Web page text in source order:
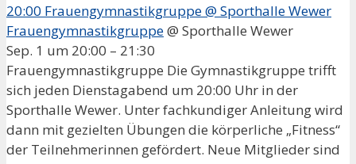
20:00 Frauengymnastikgruppe@ Sporthalle Wewer
Frauengymnastikgruppe@ Sporthalle Wewer
Sep. 1 um 20:00 – 21:30
Frauengymnastikgruppe Die Gymnastikgruppe trifft
sich jeden Dienstagabend um 20:00 Uhr in der
Sporthalle Wewer. Unter fachkundiger Anleitung wird
dann mit gezielten Übungen die körperliche „Fitness“
der Teilnehmerinnen gefördert. Neue Mitglieder sind